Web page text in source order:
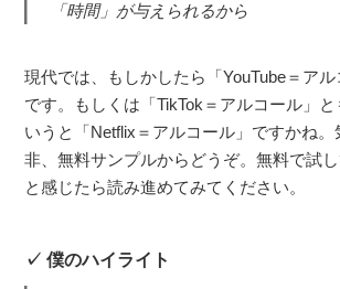
「時間」が与えられるから
現代では、もしかしたら「YouTube＝ア
です。もしくは「TikTok＝アルコール」
いうと「Netflix＝アルコール」ですかね。
非、無料サンプルからどうぞ。無料で試
と感じたら読み進めてみてください。
僕のハイライト